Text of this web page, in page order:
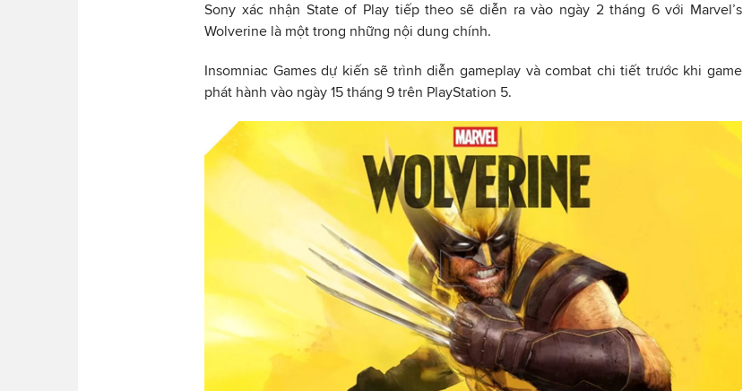
Sony xác nhận State of Play tiếp theo sẽ diễn ra vào ngày 2 tháng 6 với Marvel’s
Wolverine là một trong những nội dung chính.
Insomniac Games dự kiến sẽ trình diễn gameplay và combat chi tiết trước khi game
phát hành vào ngày 15 tháng 9 trên PlayStation 5.